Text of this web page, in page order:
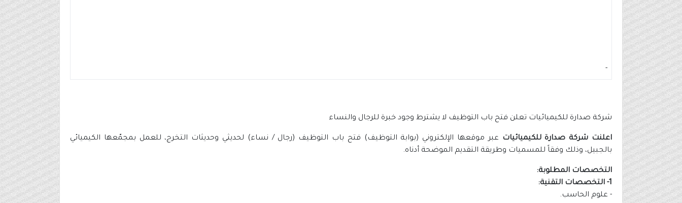
-
شركة صدارة للكيميائيات تعلن فتح باب التوظيف لا يشترط وجود خبرة للرجال والنساء
اعلنت شركة صدارة للكيميائيات
عبر موقعها الإلكتروني (بوابة التوظيف) فتح باب التوظيف (رجال / نساء) لحديثي وحديثات التخرج، للعمل بمجمّعها الكيميائي
بالجبيل، وذلك وفقاً للمسميات وطريقة التقديم الموضحة أدناه.
التخصصات المطلوبة:
1- التخصصات التقنية:
- علوم الحاسب.